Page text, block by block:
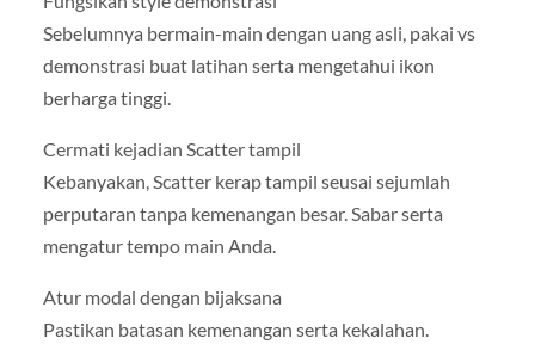
Sebelumnya bermain-main dengan uang asli, pakai vs
demonstrasi buat latihan serta mengetahui ikon
berharga tinggi.
Cermati kejadian Scatter tampil
Kebanyakan, Scatter kerap tampil seusai sejumlah
perputaran tanpa kemenangan besar. Sabar serta
mengatur tempo main Anda.
Atur modal dengan bijaksana
Pastikan batasan kemenangan serta kekalahan.